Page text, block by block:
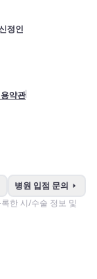
정인
약관
병원 입점 문의 arrow_right
한 시/수술 정보 및